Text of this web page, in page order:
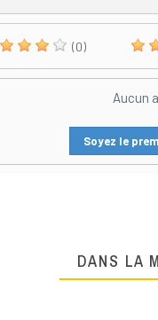
(0)
Aucun
Soyez le
DANS LA